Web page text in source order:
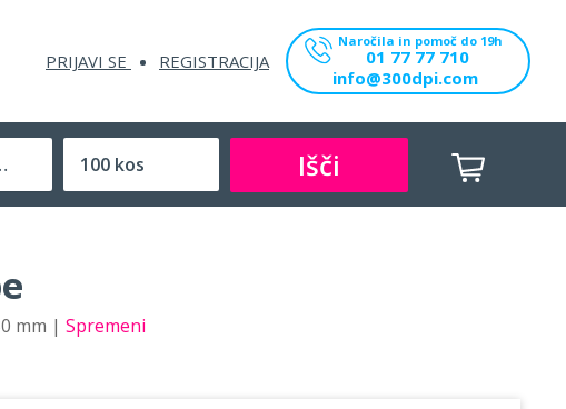
PRIJAVI SE REGISTRACIJA
Naročila in pomoč do 19h
01 77 77 710
info@300dpi.com
Išči
mm | Spremeni